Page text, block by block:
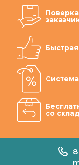
со